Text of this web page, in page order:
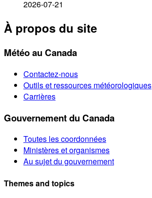
2026-07-21
À propos du site
Météo au Canada
Contactez-nous
Outils et ressources météorologiques
Carrières
Gouvernement du Canada
Toutes les coordonnées
Ministères et organismes
Au sujet du gouvernement
Themes and topics